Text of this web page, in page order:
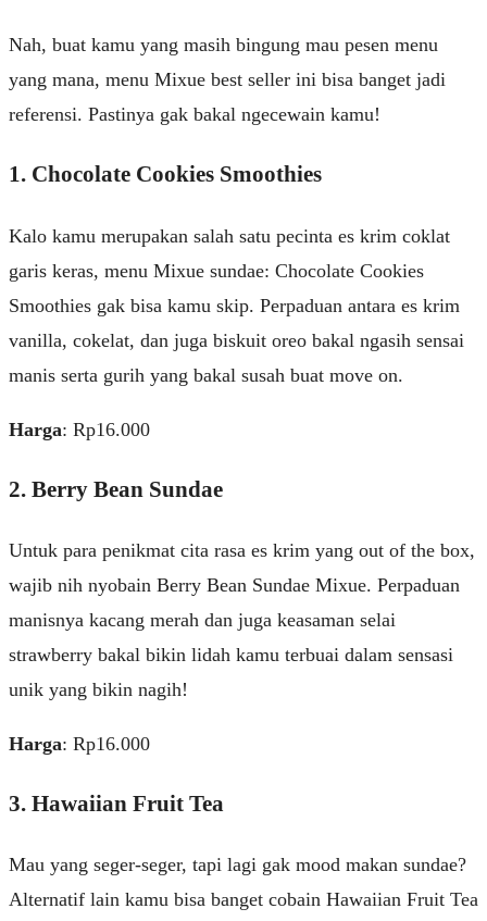
Nah, buat kamu yang masih bingung mau pesen menu
yang mana, menu Mixue best seller ini bisa banget jadi
referensi. Pastinya gak bakal ngecewain kamu!
1. Chocolate Cookies Smoothies
Kalo kamu merupakan salah satu pecinta es krim coklat
garis keras, menu Mixue sundae: Chocolate Cookies
Smoothies gak bisa kamu skip. Perpaduan antara es krim
vanilla, cokelat, dan juga biskuit oreo bakal ngasih sensai
manis serta gurih yang bakal susah buat move on.
Harga: Rp16.000
2. Berry Bean Sundae
Untuk para penikmat cita rasa es krim yang out of the box,
wajib nih nyobain Berry Bean Sundae Mixue. Perpaduan
manisnya kacang merah dan juga keasaman selai
strawberry bakal bikin lidah kamu terbuai dalam sensasi
unik yang bikin nagih!
Harga: Rp16.000
3. Hawaiian Fruit Tea
Mau yang seger-seger, tapi lagi gak mood makan sundae?
Alternatif lain kamu bisa banget cobain Hawaiian Fruit Tea